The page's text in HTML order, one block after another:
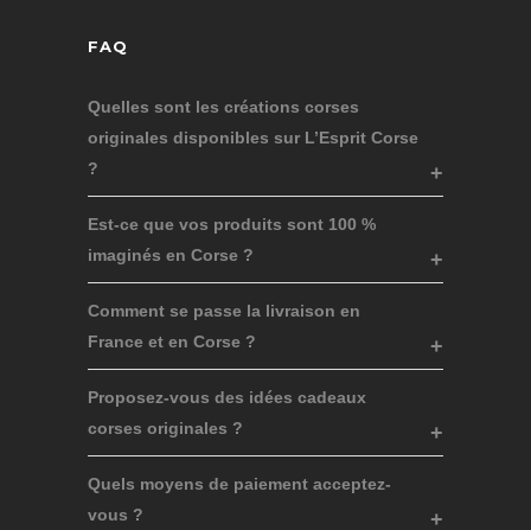
FAQ
Quelles sont les créations corses
originales disponibles sur L’Esprit Corse
?
Est-ce que vos produits sont 100 %
imaginés en Corse ?
Comment se passe la livraison en
France et en Corse ?
Proposez-vous des idées cadeaux
corses originales ?
Quels moyens de paiement acceptez-
vous ?